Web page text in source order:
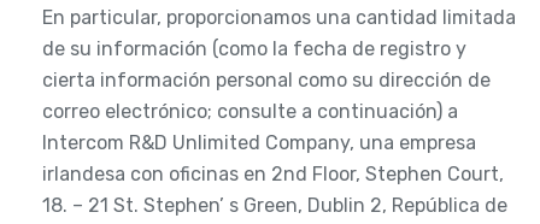
En particular, proporcionamos una cantidad limitada
de su información (como la fecha de registro y
cierta información personal como su dirección de
correo electrónico; consulte a continuación) a
Intercom R&D Unlimited Company, una empresa
irlandesa con oficinas en 2nd Floor, Stephen Court,
18. – 21 St. Stephen’ s Green, Dublin 2, República de